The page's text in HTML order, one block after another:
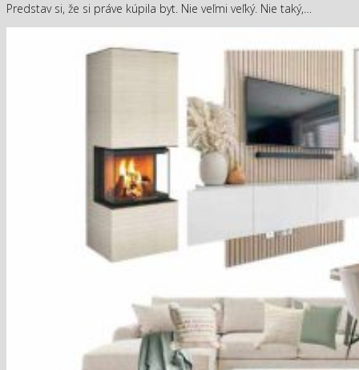
Predstav si, že si práve kúpila byt. Nie veľmi veľký. Nie taký,…